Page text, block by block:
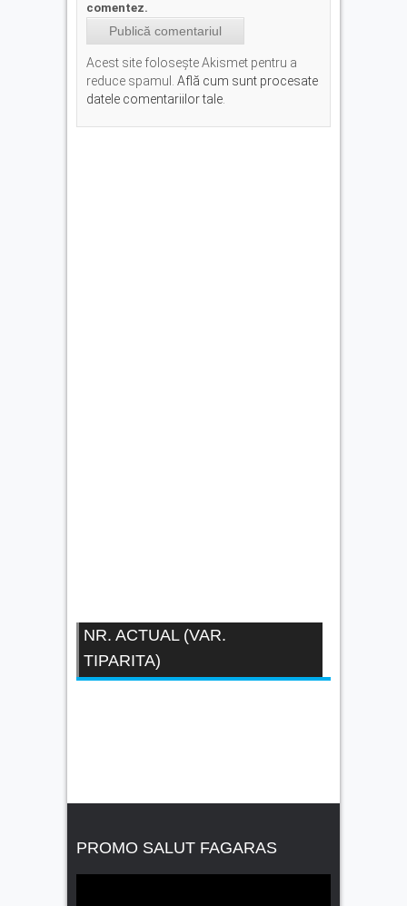
comentez.
Acest site folosește Akismet pentru a
reduce spamul. Află cum sunt procesate
datele comentariilor tale.
NR. ACTUAL (VAR.
TIPARITA)
PROMO SALUT FAGARAS